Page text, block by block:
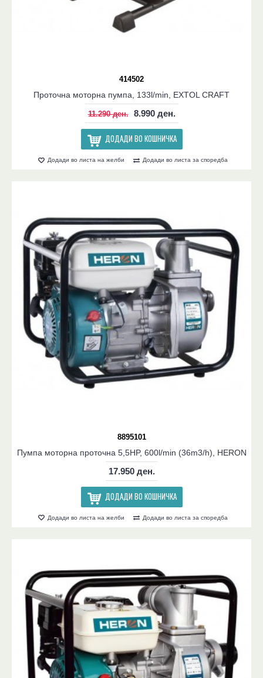
414502
Проточна моторна пумпа, 133l/min, EXTOL CRAFT
11.290 ден. 8.990 ден.
ДОДАДИ ВО КОШНИЧКА
Додади во листа на желби Додади во листа за споредба
8895101
Пумпа моторна проточна 5,5HP, 600l/min (36m3/h), HERON
17.950 ден.
ДОДАДИ ВО КОШНИЧКА
Додади во листа на желби Додади во листа за споредба